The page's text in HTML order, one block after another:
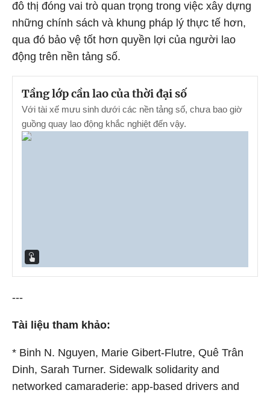
đô thị đóng vai trò quan trọng trong việc xây dựng
những chính sách và khung pháp lý thực tế hơn,
qua đó bảo vệ tốt hơn quyền lợi của người lao
động trên nền tảng số.
Tầng lớp cần lao của thời đại số
Với tài xế mưu sinh dưới các nền tảng số, chưa bao giờ
guồng quay lao động khắc nghiệt đến vậy.
---
Tài liệu tham khảo:
* Binh N. Nguyen, Marie Gibert-Flutre, Quê Trân
Dinh, Sarah Turner. Sidewalk solidarity and
networked camaraderie: app-based drivers and